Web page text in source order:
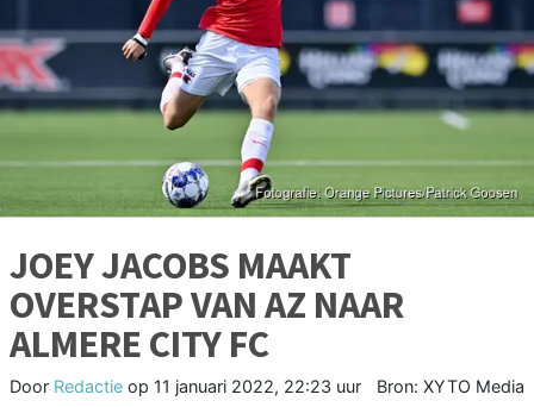
JOEY JACOBS MAAKT
OVERSTAP VAN AZ NAAR
ALMERE CITY FC
Door Redactie op 11 januari 2022, 22:23 uur Bron: XYTO Media